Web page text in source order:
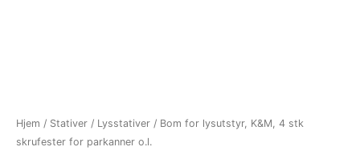
Hjem / Stativer / Lysstativer / Bom for lysutstyr, K&M, 4 stk
skrufester for parkanner o.l.